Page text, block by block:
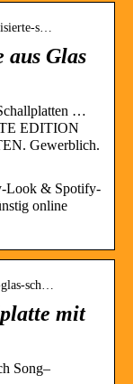
s…
aus Glas
…
EDITION
Gewerblich.
Look & Spotify-
online
sch…
mit
Song–